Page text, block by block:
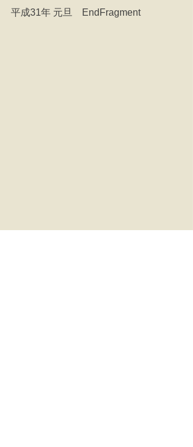
平成31年 元旦　EndFragment